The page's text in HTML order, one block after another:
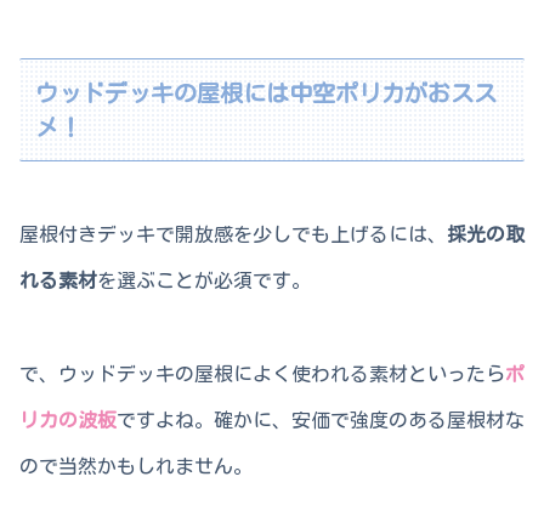
ウッドデッキの屋根には中空ポリカがおスス
メ！
屋根付きデッキで開放感を少しでも上げるには、 採光の取
れる素材を選ぶことが必須です。
で、ウッドデッキの屋根によく使われる素材といったらポ
リカの波板ですよね。確かに、安価で強度のある屋根材な
ので当然かもしれません。